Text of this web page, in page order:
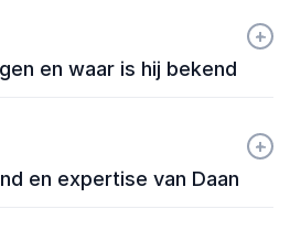
en waar is hij bekend
+
-
en expertise van Daan
+
-